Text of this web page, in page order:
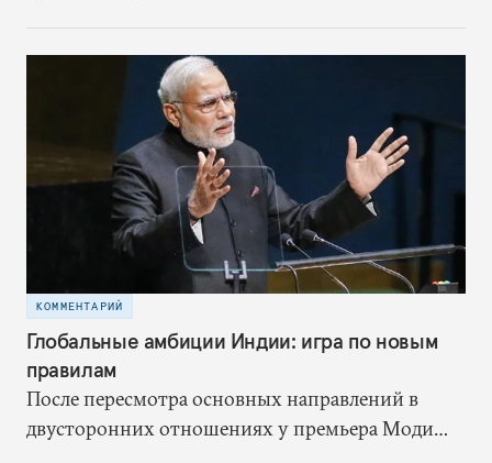
области безопасности больше зависят от
сотрудничества со странами Залива
КОММЕНТАРИЙ
Глобальные амбиции Индии: игра по новым
правилам
После пересмотра основных направлений в
двусторонних отношениях у премьера Моди